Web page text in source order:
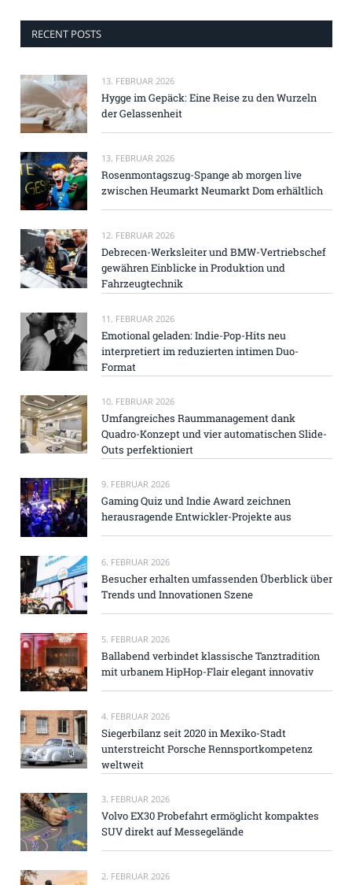
RECENT POSTS
13. FEBRUAR 2026
Hygge im Gepäck: Eine Reise zu den Wurzeln
der Gelassenheit
13. FEBRUAR 2026
Rosenmontagszug-Spange ab morgen live
zwischen Heumarkt Neumarkt Dom erhältlich
12. FEBRUAR 2026
Debrecen-Werksleiter und BMW-Vertriebschef
gewähren Einblicke in Produktion und
Fahrzeugtechnik
11. FEBRUAR 2026
Emotional geladen: Indie-Pop-Hits neu
interpretiert im reduzierten intimen Duo-
Format
10. FEBRUAR 2026
Umfangreiches Raummanagement dank
Quadro-Konzept und vier automatischen Slide-
Outs perfektioniert
9. FEBRUAR 2026
Gaming Quiz und Indie Award zeichnen
herausragende Entwickler-Projekte aus
6. FEBRUAR 2026
Besucher erhalten umfassenden Überblick über
Trends und Innovationen Szene
5. FEBRUAR 2026
Ballabend verbindet klassische Tanztradition
mit urbanem HipHop-Flair elegant innovativ
4. FEBRUAR 2026
Siegerbilanz seit 2020 in Mexiko-Stadt
unterstreicht Porsche Rennsportkompetenz
weltweit
3. FEBRUAR 2026
Volvo EX30 Probefahrt ermöglicht kompaktes
SUV direkt auf Messegelände
2. FEBRUAR 2026